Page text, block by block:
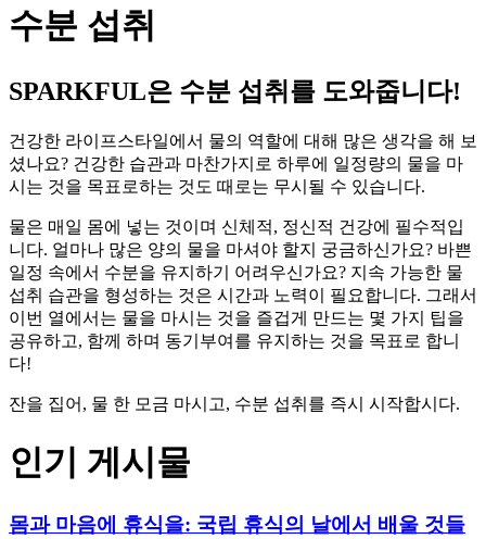
수분 섭취
SPARKFUL은 수분 섭취를 도와줍니다!
건강한 라이프스타일에서 물의 역할에 대해 많은 생각을 해 보
셨나요? 건강한 습관과 마찬가지로 하루에 일정량의 물을 마
시는 것을 목표로하는 것도 때로는 무시될 수 있습니다.
물은 매일 몸에 넣는 것이며 신체적, 정신적 건강에 필수적입
니다. 얼마나 많은 양의 물을 마셔야 할지 궁금하신가요? 바쁜
일정 속에서 수분을 유지하기 어려우신가요? 지속 가능한 물
섭취 습관을 형성하는 것은 시간과 노력이 필요합니다. 그래서
이번 열에서는 물을 마시는 것을 즐겁게 만드는 몇 가지 팁을
공유하고, 함께 하며 동기부여를 유지하는 것을 목표로 합니
다!
잔을 집어, 물 한 모금 마시고, 수분 섭취를 즉시 시작합시다.
인기 게시물
몸과 마음에 휴식을: 국립 휴식의 날에서 배울 것들